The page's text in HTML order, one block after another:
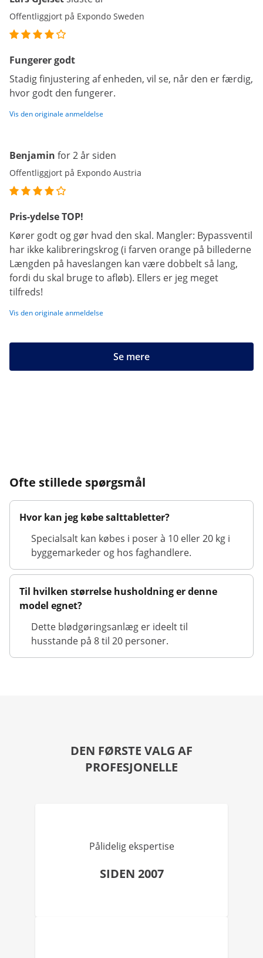
Offentliggjort på Expondo Sweden
Fungerer godt
Stadig finjustering af enheden, vil se, når den er færdig,
hvor godt den fungerer.
Vis den originale anmeldelse
Benjamin for 2 år siden
Offentliggjort på Expondo Austria
Pris-ydelse TOP!
Kører godt og gør hvad den skal. Mangler: Bypassventil
har ikke kalibreringskrog (i farven orange på billederne
Længden på haveslangen kan være dobbelt så lang,
fordi du skal bruge to afløb). Ellers er jeg meget
tilfreds!
Vis den originale anmeldelse
Se mere
Ofte stillede spørgsmål
Hvor kan jeg købe salttabletter?
Specialsalt kan købes i poser à 10 eller 20 kg i
byggemarkeder og hos faghandlere.
Til hvilken størrelse husholdning er denne
model egnet?
Dette blødgøringsanlæg er ideelt til
husstande på 8 til 20 personer.
DEN FØRSTE VALG AF
PROFESJONELLE
Pålidelig ekspertise
SIDEN 2007